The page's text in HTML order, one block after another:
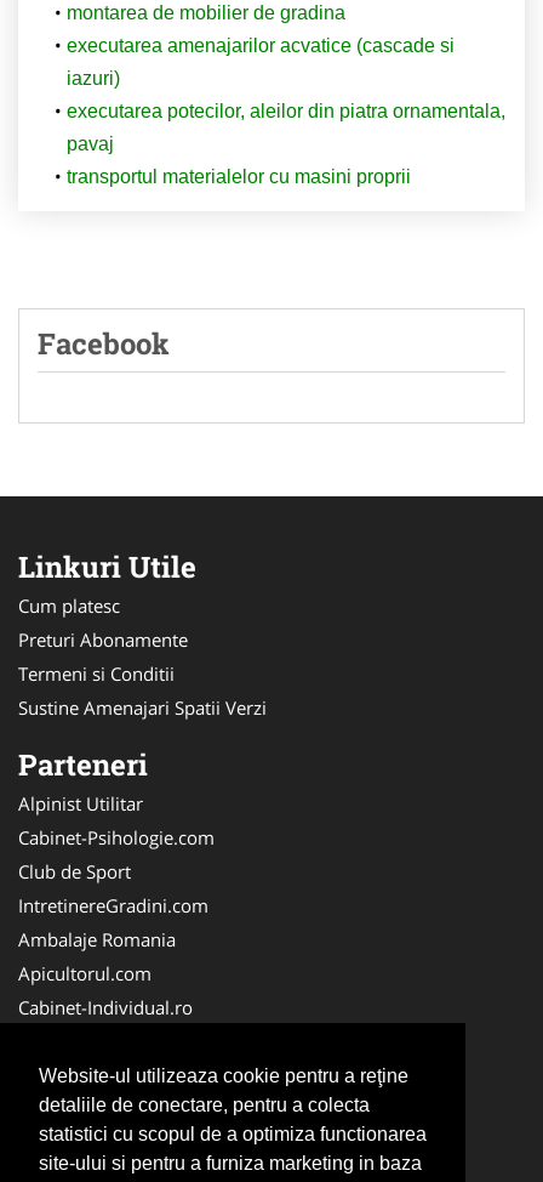
Website-ul utilizeaza cookie pentru a reţine
detaliile de conectare, pentru a colecta
statistici cu scopul de a optimiza functionarea
site-ului si pentru a furniza marketing in baza
montarea de mobilier de gradina
executarea amenajarilor acvatice (cascade si
iazuri)
executarea potecilor, aleilor din piatra ornamentala,
pavaj
transportul materialelor cu masini proprii
Facebook
Linkuri Utile
Cum platesc
Preturi Abonamente
Termeni si Conditii
Sustine Amenajari Spatii Verzi
Parteneri
Alpinist Utilitar
Cabinet-Psihologie.com
Club de Sport
IntretinereGradini.com
Ambalaje Romania
Apicultorul.com
Cabinet-Individual.ro
FirmaDeratizare.ro
InstructorScoalaAuto.ro
SalonFrizerieCanina.com
Scoala-Auto.com.ro